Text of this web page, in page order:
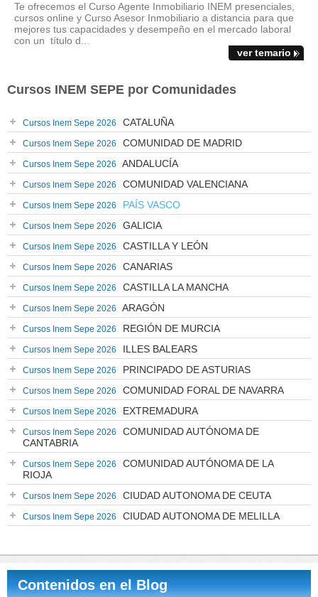
Te ofrecemos el Curso Agente Inmobiliario INEM presenciales,
cursos online y Curso Asesor Inmobiliario a distancia para que
mejores tus capacidades y desempeño en el mercado laboral
con un título d...
ver temario
Cursos INEM SEPE por Comunidades
Cursos Inem Sepe 2026 CATALUÑA
Cursos Inem Sepe 2026 COMUNIDAD DE MADRID
Cursos Inem Sepe 2026 ANDALUCÍA
Cursos Inem Sepe 2026 COMUNIDAD VALENCIANA
Cursos Inem Sepe 2026 PAÍS VASCO
Cursos Inem Sepe 2026 GALICIA
Cursos Inem Sepe 2026 CASTILLA Y LEÓN
Cursos Inem Sepe 2026 CANARIAS
Cursos Inem Sepe 2026 CASTILLA LA MANCHA
Cursos Inem Sepe 2026 ARAGÓN
Cursos Inem Sepe 2026 REGIÓN DE MURCIA
Cursos Inem Sepe 2026 ILLES BALEARS
Cursos Inem Sepe 2026 PRINCIPADO DE ASTURIAS
Cursos Inem Sepe 2026 COMUNIDAD FORAL DE NAVARRA
Cursos Inem Sepe 2026 EXTREMADURA
Cursos Inem Sepe 2026
COMUNIDAD AUTÓNOMA DE
CANTABRIA
Cursos Inem Sepe 2026
COMUNIDAD AUTÓNOMA DE LA
RIOJA
Cursos Inem Sepe 2026 CIUDAD AUTONOMA DE CEUTA
Cursos Inem Sepe 2026 CIUDAD AUTONOMA DE MELILLA
Contenidos en el Blog